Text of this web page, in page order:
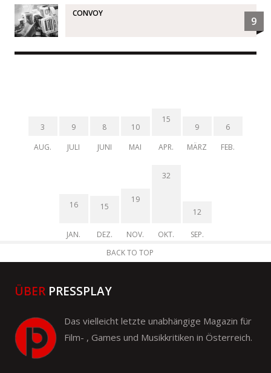
CONVOY
9
3
AUG.
9
JULI
8
JUNI
10
MAI
15
APR.
9
MÄRZ
6
FEB.
16
JAN.
15
DEZ.
19
NOV.
32
OKT.
12
SEP.
BACK TO TOP
ÜBER PRESSPLAY
Das vielleicht letzte unabhängige Magazin für
Film- , Games und Musikkritiken in Österreich.